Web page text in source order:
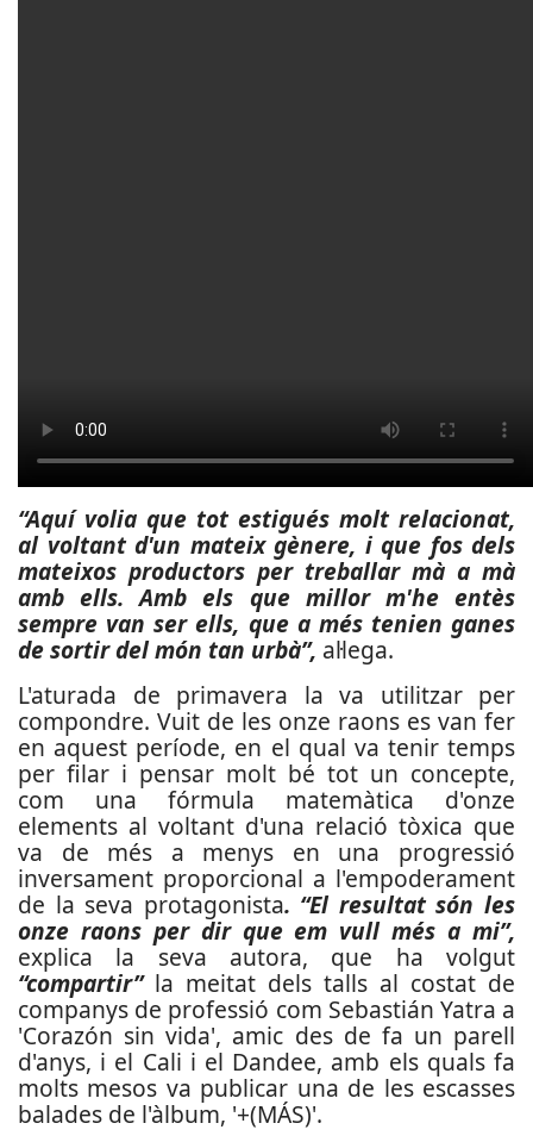
“Aquí volia que tot estigués molt relacionat,
al voltant d'un mateix gènere, i que fos dels
mateixos productors per treballar mà a mà
amb ells. Amb els que millor m'he entès
sempre van ser ells, que a més tenien ganes
de sortir del món tan urbà”, al·lega.
L'aturada de primavera la va utilitzar per
compondre. Vuit de les onze raons es van fer
en aquest període, en el qual va tenir temps
per filar i pensar molt bé tot un concepte,
com una fórmula matemàtica d'onze
elements al voltant d'una relació tòxica que
va de més a menys en una progressió
inversament proporcional a l'empoderament
de la seva protagonista. “El resultat són les
onze raons per dir que em vull més a mi”,
explica la seva autora, que ha volgut
“compartir”la meitat dels talls al costat de
companys de professió com Sebastián Yatra a
'Corazón sin vida', amic des de fa un parell
d'anys, i el Cali i el Dandee, amb els quals fa
molts mesos va publicar una de les escasses
balades de l'àlbum, '+(MÁS)'.